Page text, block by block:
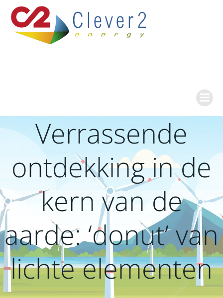
naar
de
inhoud
Verrassende
ontdekking in de
kern van de
aarde: ‘donut’ van
lichte elementen